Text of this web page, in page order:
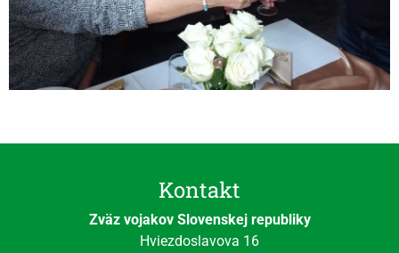
Kontakt
Zväz vojakov Slovenskej republiky
Hviezdoslavova 16